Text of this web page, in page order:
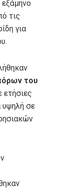
τις
για
του
ετήσιες
υψηλή σε